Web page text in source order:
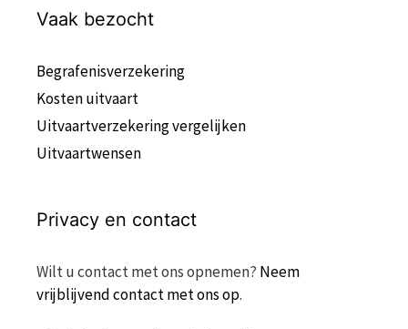
Vaak bezocht
Begrafenisverzekering
Kosten uitvaart
Uitvaartverzekering vergelijken
Uitvaartwensen
Privacy en contact
Wilt u contact met ons opnemen? Neem
vrijblijvend contact met ons op.